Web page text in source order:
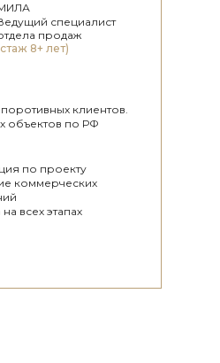
специалист
продаж
8+ лет)
клиентов.
объектов по РФ
по проекту
коммерческих
всех этапах